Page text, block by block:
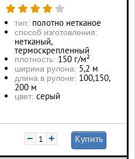
тип: полотно нетканое
способ изготовления:
нетканый,
термоскрепленный
плотность: 150 г/м²
ширина рулона: 5,2 м
длина в рулоне: 100, 150,
200 м
цвет: серый
− + Купить